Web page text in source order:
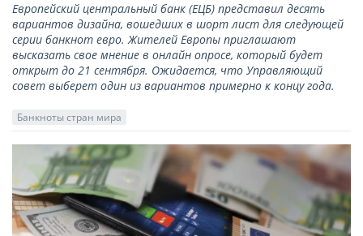
Европейский центральный банк (ЕЦБ) представил десять
вариантов дизайна, вошедших в шорт лист для следующей
серии банкнот евро. Жителей Европы приглашают
высказать свое мнение в онлайн опросе, который будет
открыт до 21 сентября. Ожидается, что Управляющий
совет выберет один из вариантов примерно к концу года.
Банкноты стран мира